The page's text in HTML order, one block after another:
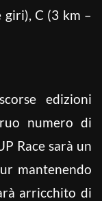
giri), C (3 km –
edizioni
numero di
Race sarà un
mantenendo
arricchito di